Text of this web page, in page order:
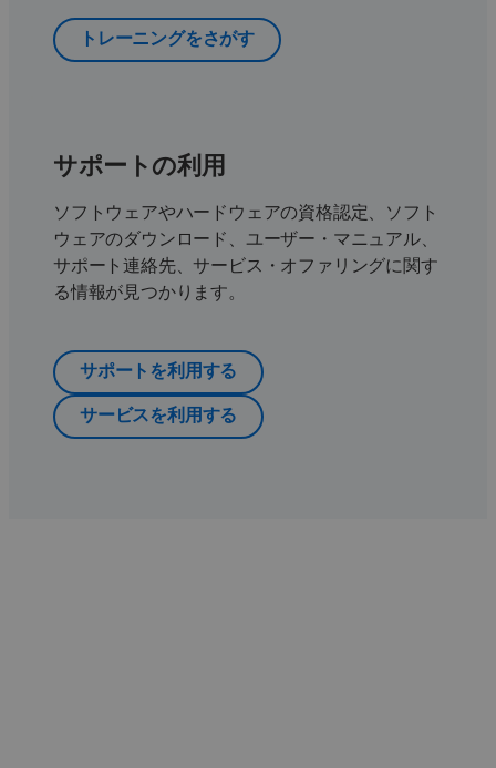
トレーニングをさがす
サポートの利用
ソフトウェアやハードウェアの資格認定、ソフト
ウェアのダウンロード、ユーザー・マニュアル、
サポート連絡先、サービス・オファリングに関す
る情報が見つかります。
サポートを利用する
サービスを利用する